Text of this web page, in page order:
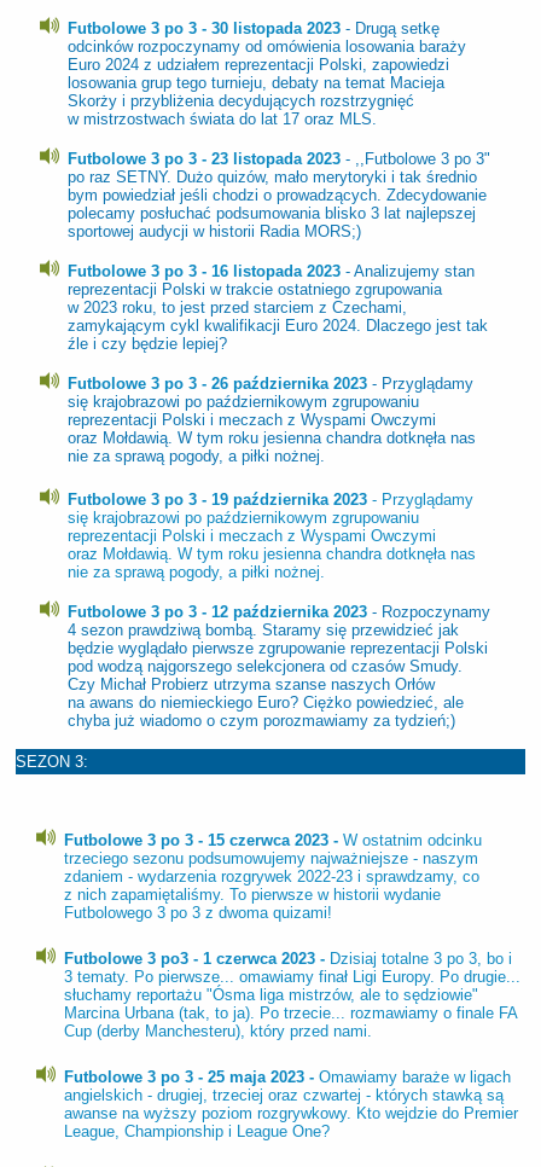
Futbolowe 3 po 3 - 30 listopada 2023 - Drugą setkę
odcinków rozpoczynamy od omówienia losowania baraży
Euro 2024 z udziałem reprezentacji Polski, zapowiedzi
losowania grup tego turnieju, debaty na temat Macieja
Skorży i przybliżenia decydujących rozstrzygnięć
w mistrzostwach świata do lat 17 oraz MLS.
Futbolowe 3 po 3 - 23 listopada 2023 - ,,Futbolowe 3 po 3"
po raz SETNY. Dużo quizów, mało merytoryki i tak średnio
bym powiedział jeśli chodzi o prowadzących. Zdecydowanie
polecamy posłuchać podsumowania blisko 3 lat najlepszej
sportowej audycji w historii Radia MORS;)
Futbolowe 3 po 3 - 16 listopada 2023 - Analizujemy stan
reprezentacji Polski w trakcie ostatniego zgrupowania
w 2023 roku, to jest przed starciem z Czechami,
zamykającym cykl kwalifikacji Euro 2024. Dlaczego jest tak
źle i czy będzie lepiej?
Futbolowe 3 po 3 - 26 października 2023 - Przyglądamy
się krajobrazowi po październikowym zgrupowaniu
reprezentacji Polski i meczach z Wyspami Owczymi
oraz Mołdawią. W tym roku jesienna chandra dotknęła nas
nie za sprawą pogody, a piłki nożnej.
Futbolowe 3 po 3 - 19 października 2023 - Przyglądamy
się krajobrazowi po październikowym zgrupowaniu
reprezentacji Polski i meczach z Wyspami Owczymi
oraz Mołdawią. W tym roku jesienna chandra dotknęła nas
nie za sprawą pogody, a piłki nożnej.
Futbolowe 3 po 3 - 12 października 2023 - Rozpoczynamy
4 sezon prawdziwą bombą. Staramy się przewidzieć jak
będzie wyglądało pierwsze zgrupowanie reprezentacji Polski
pod wodzą najgorszego selekcjonera od czasów Smudy.
Czy Michał Probierz utrzyma szanse naszych Orłów
na awans do niemieckiego Euro? Ciężko powiedzieć, ale
chyba już wiadomo o czym porozmawiamy za tydzień;)
SEZON 3:
Futbolowe 3 po 3 - 15 czerwca 2023 - W ostatnim odcinku
trzeciego sezonu podsumowujemy najważniejsze - naszym
zdaniem - wydarzenia rozgrywek 2022-23 i sprawdzamy, co
z nich zapamiętaliśmy. To pierwsze w historii wydanie
Futbolowego 3 po 3 z dwoma quizami!
Futbolowe 3 po3 - 1 czerwca 2023 - Dzisiaj totalne 3 po 3, bo i
3 tematy. Po pierwsze... omawiamy finał Ligi Europy. Po drugie...
słuchamy reportażu "Ósma liga mistrzów, ale to sędziowie"
Marcina Urbana (tak, to ja). Po trzecie... rozmawiamy o finale FA
Cup (derby Manchesteru), który przed nami.
Futbolowe 3 po 3 - 25 maja 2023 - Omawiamy baraże w ligach
angielskich - drugiej, trzeciej oraz czwartej - których stawką są
awanse na wyższy poziom rozgrywkowy. Kto wejdzie do Premier
League, Championship i League One?